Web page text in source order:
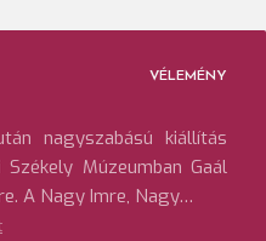
VÉLEMÉNY
nagyszabású kiállítás
Múzeumban Gaál
A Nagy Imre, Nagy…